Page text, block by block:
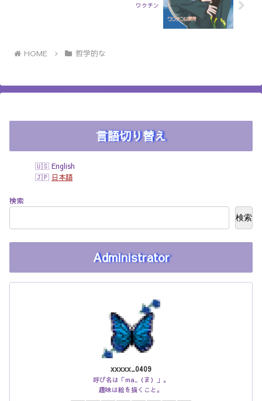
ワクチン
HOME 哲学的な
言語切り替え
English
日本語
検索
検索
Administrator
xxxxx_0409
呼び名は「ma_（ま）」。
趣味は絵を描くこと。